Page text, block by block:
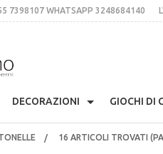
7398107 WHATSAPP 3248684140
Etichette Personalizzate
DECORAZIONI
Appendiabiti Decorativi
GIOCHI DI
16 ARTICOLI TROVATI